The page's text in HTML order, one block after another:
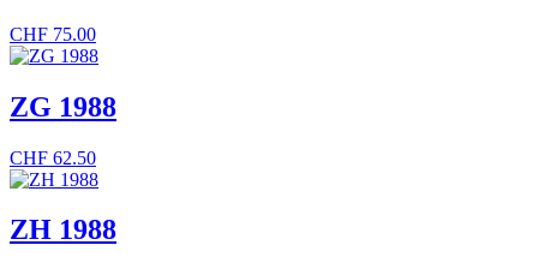
CHF 75.00
ZG 1988
CHF 62.50
ZH 1988